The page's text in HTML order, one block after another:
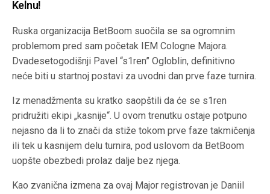
Kelnu!
Ruska organizacija BetBoom suočila se sa ogromnim
problemom pred sam početak IEM Cologne Majora.
Dvadesetogodišnji Pavel “s1ren” Ogloblin, definitivno
neće biti u startnoj postavi za uvodni dan prve faze turnira.
Iz menadžmenta su kratko saopštili da će se s1ren
pridružiti ekipi „kasnije“. U ovom trenutku ostaje potpuno
nejasno da li to znači da stiže tokom prve faze takmičenja
ili tek u kasnijem delu turnira, pod uslovom da BetBoom
uopšte obezbedi prolaz dalje bez njega.
Kao zvanična izmena za ovaj Major registrovan je Daniil